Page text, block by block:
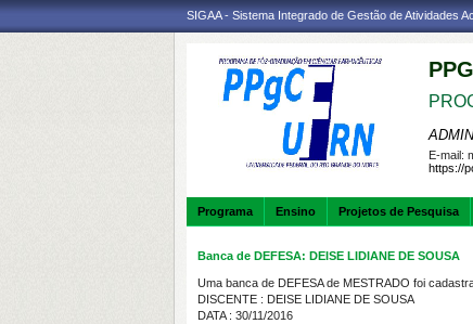
SIGAA - Sistema Integrado de Gestão de Atividades
E-mail:
https://
Programa Ensino Projetos de Pesquisa
Banca de DEFESA: DEISE LIDIANE DE SOUSA
Uma banca de DEFESA de MESTRADO foi
DISCENTE : DEISE LIDIANE DE SOUSA
DATA : 30/11/2016